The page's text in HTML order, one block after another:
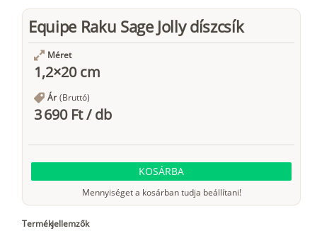
Equipe Raku Sage Jolly díszcsík
Méret
1,2×20 cm
Ár (Bruttó)
3 690 Ft/db
KOSÁRBA
Mennyiséget a kosárban tudja beállítani!
Termékjellemzők